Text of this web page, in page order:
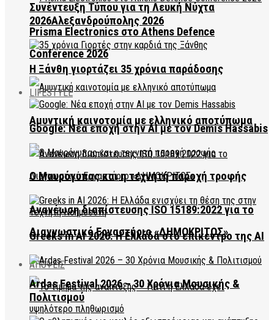
Prisma Electronics στο Athens Defence
Conference 2026
Αμυντική καινοτομία με ελληνικό αποτύπωμα
Ανανέωση διαπίστευσης ISO 15189:2022 για το
Διαγνωστικό Εργαστήριο «ΔΗΜΟΚΡΙΤΟΣ»
ΑΠΟΨΕΙΣ
Συνέντευξη Τύπου για τη Λευκή Νύχτα
2026Αλεξανδρούπολης 2026
Η Ξάνθη γιορτάζει 35 χρόνια παράδοσης
LIFESTYLE
Google: Νέα εποχή στην AI με τον Demis Hassabis
Ο Μαυρόγυπας και η τεχνητή παροχή τροφής
Greeks in AI 2026: Η Ελλάδα στο επίκεντρο της AI
Ardas Festival 2026 – 30 Χρόνια Μουσικής &
Πολιτισμού